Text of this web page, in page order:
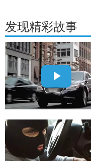
发现精彩故事
Play